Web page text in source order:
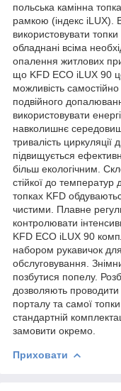
польська камінна
рамкою (індекс iLUX).
використовувати
обладнані всіма
опалення житлових
що KFD ECO iLUX 90
можливість
подвійного
використовувати
навколишнє
тривалість циркуляції
підвищується
більш екологічним.
стійкої до
топках KFD
чистими. Плавне
контролювати
KFD ECO iLUX 90
набором рукавичок
обслуговування.
позбутися попелу.
дозволяють
порталу та самої
стандартній
замовити окремо.
Приховати